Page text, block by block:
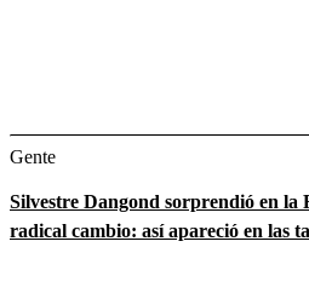
Gente
Silvestre Dangond sorprendió en la
radical cambio: así apareció en las